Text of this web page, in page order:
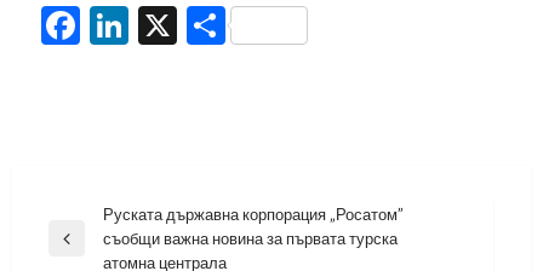
Facebook
LinkedIn
X Share
Навигация
Previous
Руската държавна корпорация „Росатом”
съобщи важна новина за първата турска
атомна централа